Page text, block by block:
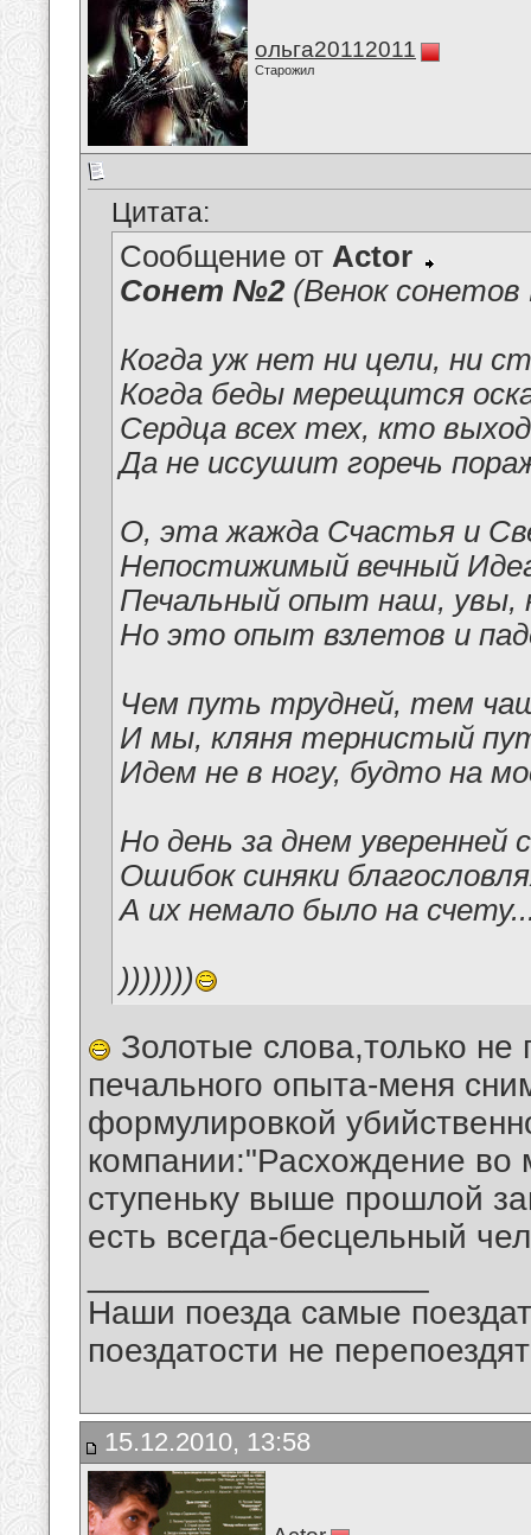
ольга20112011
Старожил
Цитата:
Сообщение от Actor
Сонет №2 (Венок
Когда уж нет ни цели, ни
Когда беды мерещится
Сердца всех тех, кто
Да не иссушит горечь
О, эта жажда Счастья и
Непостижимый вечный
Печальный опыт наш, увы,
Но это опыт взлетов и
Чем путь трудней, тем
И мы, кляня тернистый
Идем не в ногу, будто на
Но день за днем уверенней
Ошибок синяки
А их немало было на
)))))))
Золотые слова,только
печального опыта-меня
формулировкой
компании:"Расхождение во
ступеньку выше прошлой
есть всегда-бесцельный
Наши поезда самые
поездатости не
15.12.2010, 13:58